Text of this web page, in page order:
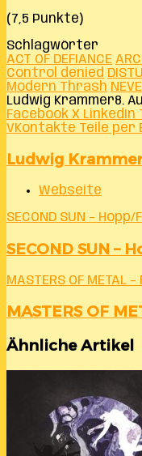
(7,5 Punkte)
Schlagwörter
ACT OF DEFIANCE
Control denied
Modern Thrash
Ludwig Krammer8.
Facebook X LinkedIn
VKontakte Teile per
Ludwig
Webseite
SECOND SUN –
SECOND SUN –
MASTERS OF
MASTERS OF
Ähnliche Artikel